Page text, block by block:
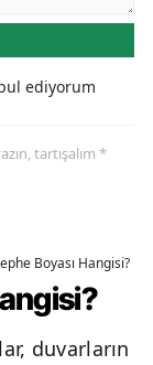
ediyorum
tartışalım *
Boyası Hangisi?
duvarların